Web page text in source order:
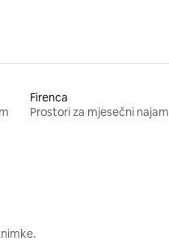
Firenca
Prostori za mjesečni najam